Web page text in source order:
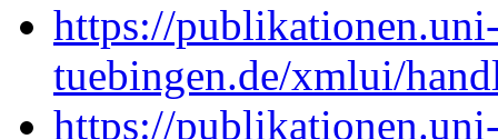
https://
tuebingen.de/xmlui/
https://